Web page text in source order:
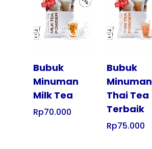
Tampilkan
Bubuk
Minuman
Milk Tea
Rp70.000
Tampilkan
Bubuk
Minuman
Thai Tea
Terbaik
Rp75.000